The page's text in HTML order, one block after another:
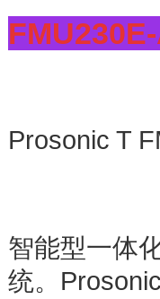
Prosonic T
智能型一体
统。